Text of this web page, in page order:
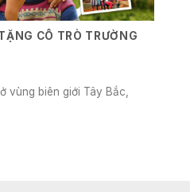
CÔ TRÒ TRƯỜNG
vùng biên giới Tây Bắc,